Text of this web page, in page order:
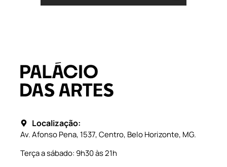
Localização:
Av. Afonso Pena, 1537, Centro, Belo Horizonte, MG.
Terça a sábado: 9h30 às 21h